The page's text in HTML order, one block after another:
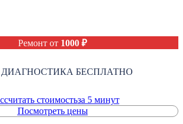
Ремонт от 1000 ₽
ДИАГНОСТИКА БЕСПЛАТНО
стоимостьза 5 минут
Посмотреть цены